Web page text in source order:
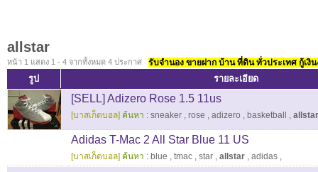
allstar
หน้า 1 แสดง 1 - 4 จากทั้งหมด 4 ประกาศ รับจำนอง ขายฝาก บ้าน ที่ดิน ทั่วประเทศ กู้เงิ
รูป รายละเอียด
[SELL] Adizero Rose 1.5 11us
[บาสเก็ตบอล] ค้นหา : sneaker , rose , adizero , basketball , allstar
Adidas T-Mac 2 All Star Blue 11 US
[บาสเก็ตบอล] ค้นหา : blue , tmac , star , allstar , adidas ,